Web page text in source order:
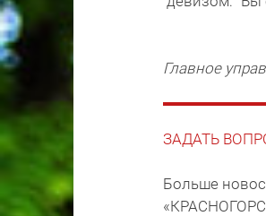
Главное
ЗАДАТЬ
Больше